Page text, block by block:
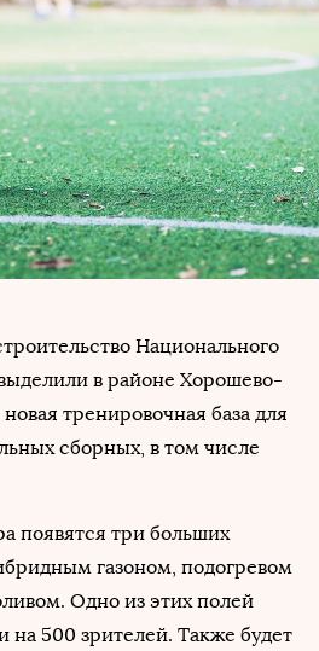
Национального
в районе Хорошево-
тренировочная база для
сборных, в том числе
появятся три больших
газоном, подогревом
Одно из этих полей
на 500 зрителей. Также будет